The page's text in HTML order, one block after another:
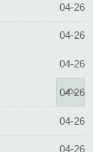
04-26
04-26
04-26
04-26
04-26
04-26